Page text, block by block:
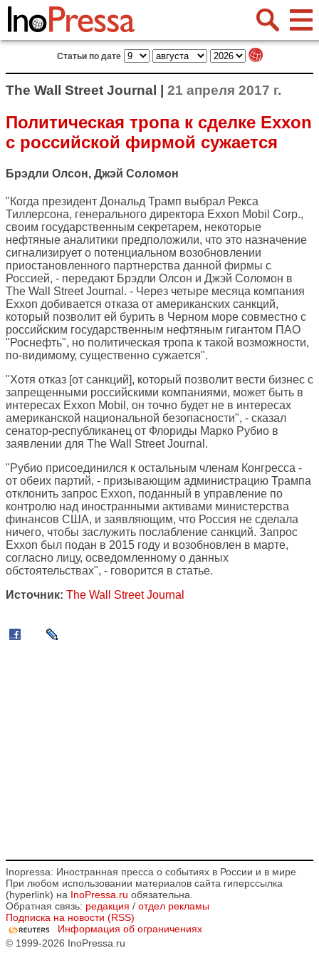
Статьи по дате
The Wall Street Journal | 21 апреля 2017 г.
Политическая тропа к сделке Exxon
с российской фирмой сужается
Брэдли Олсон, Джэй Соломон
"Когда президент Дональд Трамп выбрал Рекса
Тиллерсона, генерального директора Exxon Mobil Corp.,
своим государственным секретарем, некоторые
нефтяные аналитики предположили, что это назначение
сигнализирует о потенциальном возобновлении
приостановленного партнерства данной фирмы с
Россией, - передают Брэдли Олсон и Джэй Соломон в
The Wall Street Journal . - Через четыре месяца компания
Exxon добивается отказа от американских санкций,
который позволит ей бурить в Черном море совместно с
российским государственным нефтяным гигантом ПАО
"Роснефть", но политическая тропа к такой возможности,
по-видимому, существенно сужается".
"Хотя отказ [от санкций], который позволит вести бизнес с
запрещенными российскими компаниями, может быть в
интересах Exxon Mobil, он точно будет не в интересах
американской национальной безопасности", - сказал
сенатор-республиканец от Флориды Марко Рубио в
заявлении для The Wall Street Journal.
"Рубио присоединился к остальным членам Конгресса -
от обеих партий, - призывающим администрацию Трампа
отклонить запрос Exxon, поданный в управление по
контролю над иностранными активами министерства
финансов США, и заявляющим, что Россия не сделала
ничего, чтобы заслужить послабление санкций. Запрос
Exxon был подан в 2015 году и возобновлен в марте,
согласно лицу, осведомленному о данных
обстоятельствах", - говорится в статье.
Источник: The Wall Street Journal
Inopressa: Иностранная пресса о событиях в России и в мире
При любом использовании материалов сайта гиперссылка
(hyperlink) на InoPressa.ru обязательна.
Обратная связь: редакция / отдел рекламы
Подписка на новости (RSS)
Информация об ограничениях
© 1999-2026 InoPressa.ru